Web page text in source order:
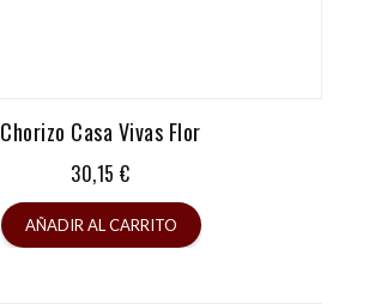
Chorizo Casa Vivas Flor
Precio
30,15 €
AÑADIR AL CARRITO